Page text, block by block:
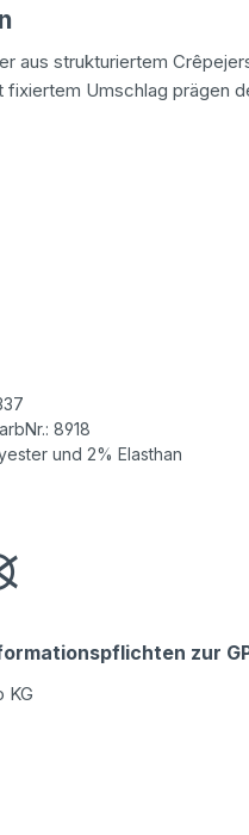
aus strukturiertem
Umschlag prägen
8918
und 2% Elasthan
zur
KG